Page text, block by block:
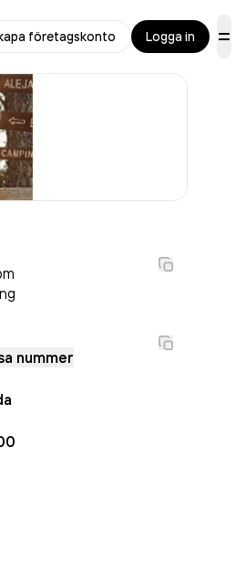
företagskonto Logga in
nummer